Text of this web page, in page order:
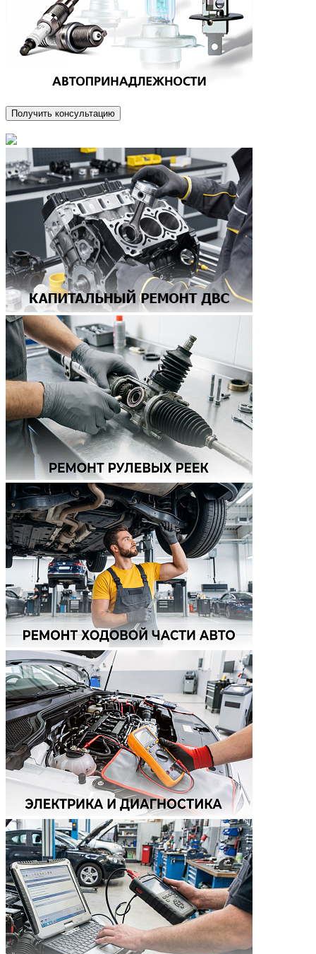
Получить консультацию